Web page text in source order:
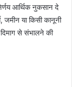
आर्थिक नुकसान दे
या किसी कानूनी
से संभालने की